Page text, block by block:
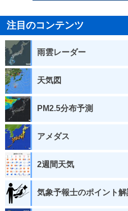
注目のコンテンツ
雨雲レーダー
天気図
PM2.5分布予測
アメダス
2週間天気
気象予報士のポイント解